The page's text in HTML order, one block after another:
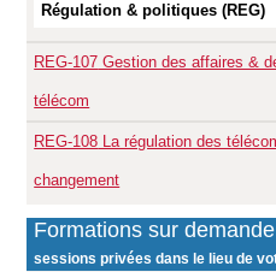
Régulation & politiques (REG)
REG-107 Gestion des affaires &
télécom
REG-108 La régulation des
changement
Formations sur
sessions privées dans le lieu de